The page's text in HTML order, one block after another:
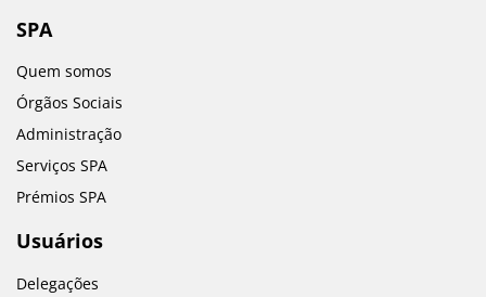
SPA
Quem somos
Órgãos Sociais
Administração
Serviços SPA
Prémios SPA
Usuários
Delegações